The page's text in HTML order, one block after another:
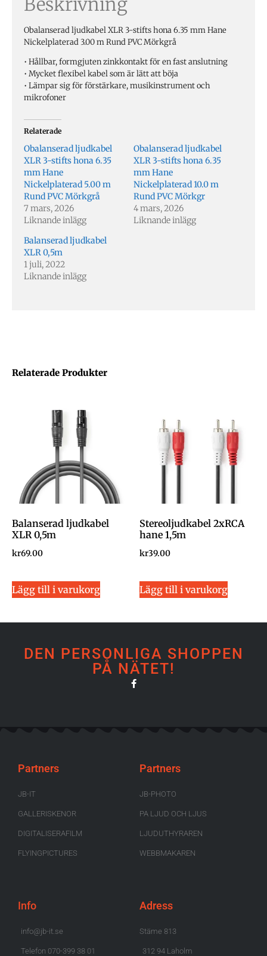
Obalanserad ljudkabel XLR 3-stifts hona 6.35 mm Hane
Nickelplaterad 3.00 m Rund PVC Mörkgrå
• Hållbar, formgjuten zinkkontakt för en fast anslutning
• Mycket flexibel kabel som är lätt att böja
• Lämpar sig för förstärkare, musikinstrument och
mikrofoner
Relaterade
Obalanserad ljudkabel
XLR 3-stifts hona 6.35
mm Hane
Nickelplaterad 5.00 m
Rund PVC Mörkgrå
7 mars, 2026
Liknande inlägg
Obalanserad ljudkabel
XLR 3-stifts hona 6.35
mm Hane
Nickelplaterad 10.0 m
Rund PVC Mörkgr
4 mars, 2026
Liknande inlägg
Balanserad ljudkabel
XLR 0,5m
1 juli, 2022
Liknande inlägg
Relaterade Produkter
Balanserad ljudkabel
XLR 0,5m
kr69.00
Lägg till i varukorg
Stereoljudkabel 2xRCA
hane 1,5m
kr39.00
Lägg till i varukorg
DEN PERSONLIGA SHOPPEN
PÅ NÄTET!
Partners
JB-IT
GALLERISKENOR
DIGITALISERAFILM
FLYINGPICTURES
Partners
JB-PHOTO
PA LJUD OCH LJUS
LJUDUTHYRAREN
WEBBMAKAREN
Info
info@jb-it.se
Telefon 070-399 38 01
Adress
Stäme 813
312 94 Laholm